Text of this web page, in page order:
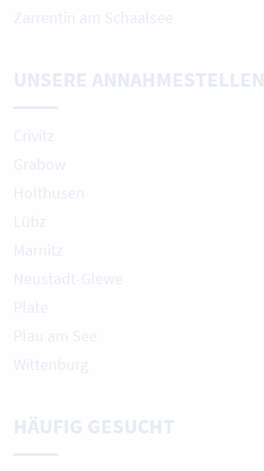
Zarrentin am Schaalsee
UNSERE ANNAHMESTELLEN
Crivitz
Grabow
Holthusen
Lübz
Marnitz
Neustadt-Glewe
Plate
Plau am See
Wittenburg
HÄUFIG GESUCHT